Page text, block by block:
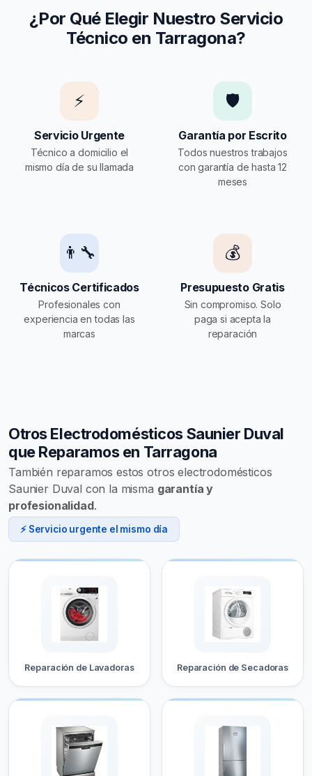
¿Por Qué Elegir Nuestro Servicio
Técnico en Tarragona?
⚡
Servicio Urgente
Técnico a domicilio el
mismo día de su llamada
🛡️
Garantía por Escrito
Todos nuestros trabajos
con garantía de hasta 12
meses
👨‍🔧
Técnicos Certificados
Profesionales con
experiencia en todas las
marcas
💰
Presupuesto Gratis
Sin compromiso. Solo
paga si acepta la
reparación
Otros Electrodomésticos Saunier Duval
que Reparamos en Tarragona
También reparamos estos otros electrodomésticos
Saunier Duval con la misma garantía y
profesionalidad.
⚡ Servicio urgente el mismo día
Reparación de Lavadoras Reparación de Secadoras